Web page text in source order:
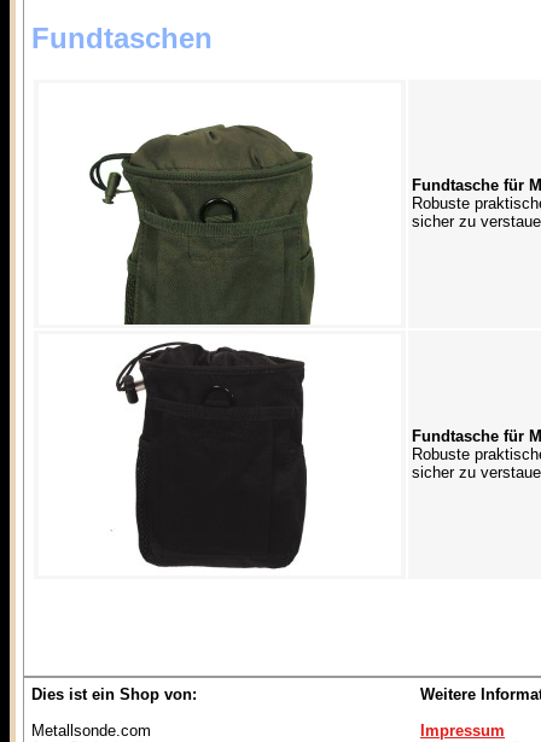
Fundtaschen
Fundtasche für
Robuste
sicher zu
Fundtasche für
Robuste
sicher zu
Dies ist ein Shop von:
Metallsonde.com
Weitere
Impressum